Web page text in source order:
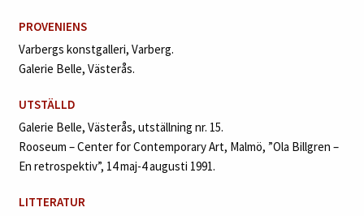
PROVENIENS
Varbergs konstgalleri, Varberg.
Galerie Belle, Västerås.
UTSTÄLLD
Galerie Belle, Västerås, utställning nr. 15.
Rooseum – Center for Contemporary Art, Malmö, ”Ola Billgren –
En retrospektiv”, 14 maj-4 augusti 1991.
LITTERATUR